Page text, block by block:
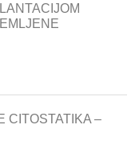
CITOSTATIKA –